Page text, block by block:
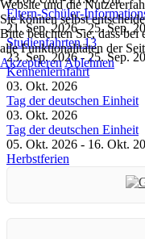
Eltern-Schüler-
21. Sep. 2026 -25. Sep.
Studienfahrten 13
23. Sep. 2026 -25. Sep.
Kennenlernfahrt
03. Okt. 2026
Tag der deutschen Einheit
03. Okt. 2026
Tag der deutschen Einheit
05. Okt. 2026 - 16. Okt.
Herbstferien
Website und die
Sie können selbst
Bitte beachten Sie, dass
alle Funktionalitäten der
AkzeptierenAblehnen